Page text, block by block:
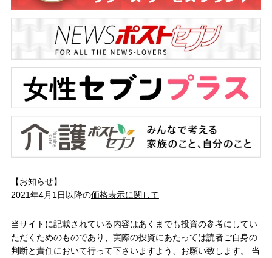
【お知らせ】
2021年4月1日以降の価格表示に関して
当サイトに記載されている内容はあくまでも投資の参考にしてい
ただくためのものであり、実際の投資にあたっては読者ご自身の
判断と責任において行って下さいますよう、お願い致します。 当